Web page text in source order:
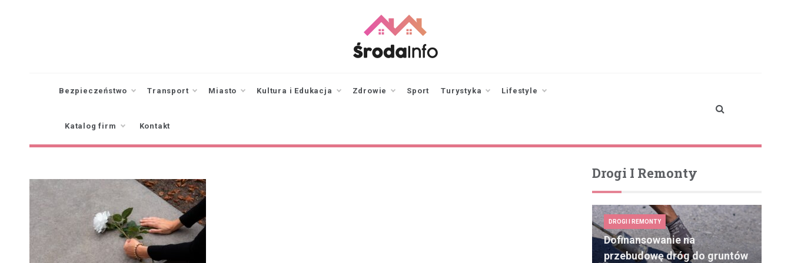
Wielkopolskiej
Bezpieczeństwo Transport Miasto Kultura i Edukacja Zdrowie Sport Turystyka Lifestyle
Katalog firm Kontakt
Drogi I Remonty
DROGI I REMONTY
Dofinansowanie na
przebudowę dróg do gruntów